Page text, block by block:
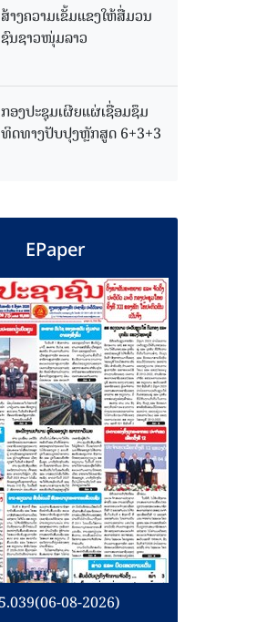
ສ້າງຄວາມເຂັ້ມແຂງໃຫ້ສື່ມວນ
ຊົນຊາວໜຸ່ມລາວ
ກອງປະຊຸມເຜີຍແຜ່ເຊື່ອມຊຶມ
ທິດທາງປັບປຸງຫຼັກສູດ 6+3+3
EPaper
15.038(05-08-2026)